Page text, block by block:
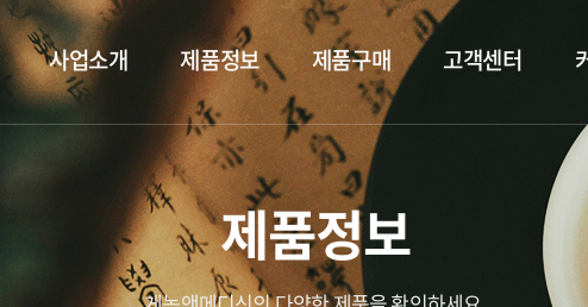
사업소개 제품정보 제품구매 고객센터
제품정보